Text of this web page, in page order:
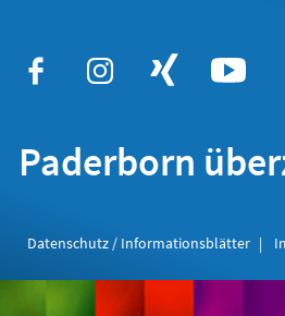
Paderborn
Datenschutz / Informationsblätter